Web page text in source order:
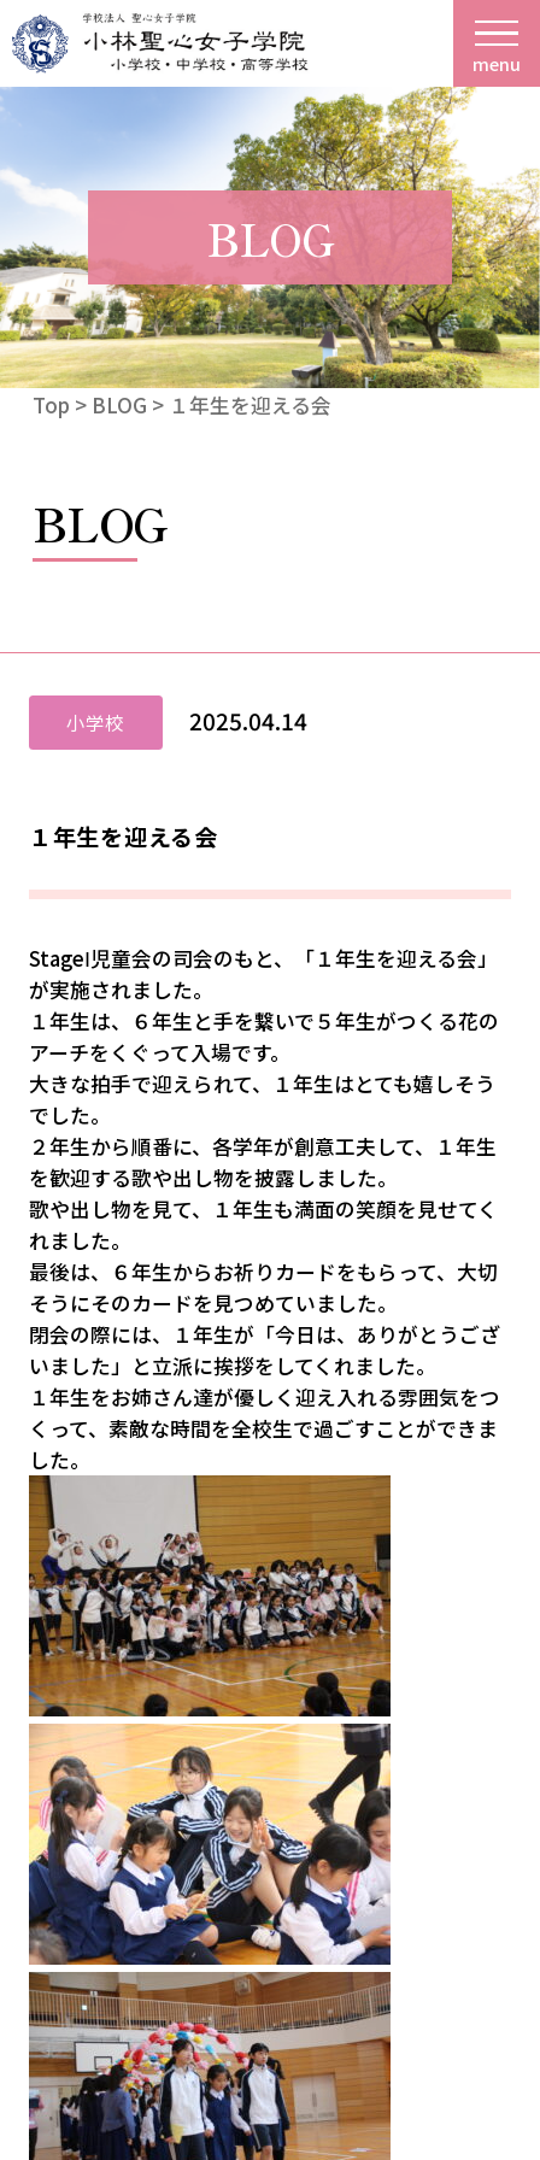
menu
BLOG
Top > BLOG > １年生を迎える会
BLOG
小学校 2025.04.14
１年生を迎える会
StageⅠ児童会の司会のもと、「１年生を迎える会」
が実施されました。
１年生は、６年生と手を繋いで５年生がつくる花の
アーチをくぐって入場です。
大きな拍手で迎えられて、１年生はとても嬉しそう
でした。
２年生から順番に、各学年が創意工夫して、１年生
を歓迎する歌や出し物を披露しました。
歌や出し物を見て、１年生も満面の笑顔を見せてく
れました。
最後は、６年生からお祈りカードをもらって、大切
そうにそのカードを見つめていました。
閉会の際には、１年生が「今日は、ありがとうござ
いました」と立派に挨拶をしてくれました。
１年生をお姉さん達が優しく迎え入れる雰囲気をつ
くって、素敵な時間を全校生で過ごすことができま
した。